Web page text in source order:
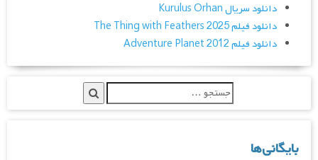
دانلود سریال Kurulus Orhan
دانلود فیلم The Thing with Feathers 2025
دانلود فیلم Adventure Planet 2012
بایگانی‌ها